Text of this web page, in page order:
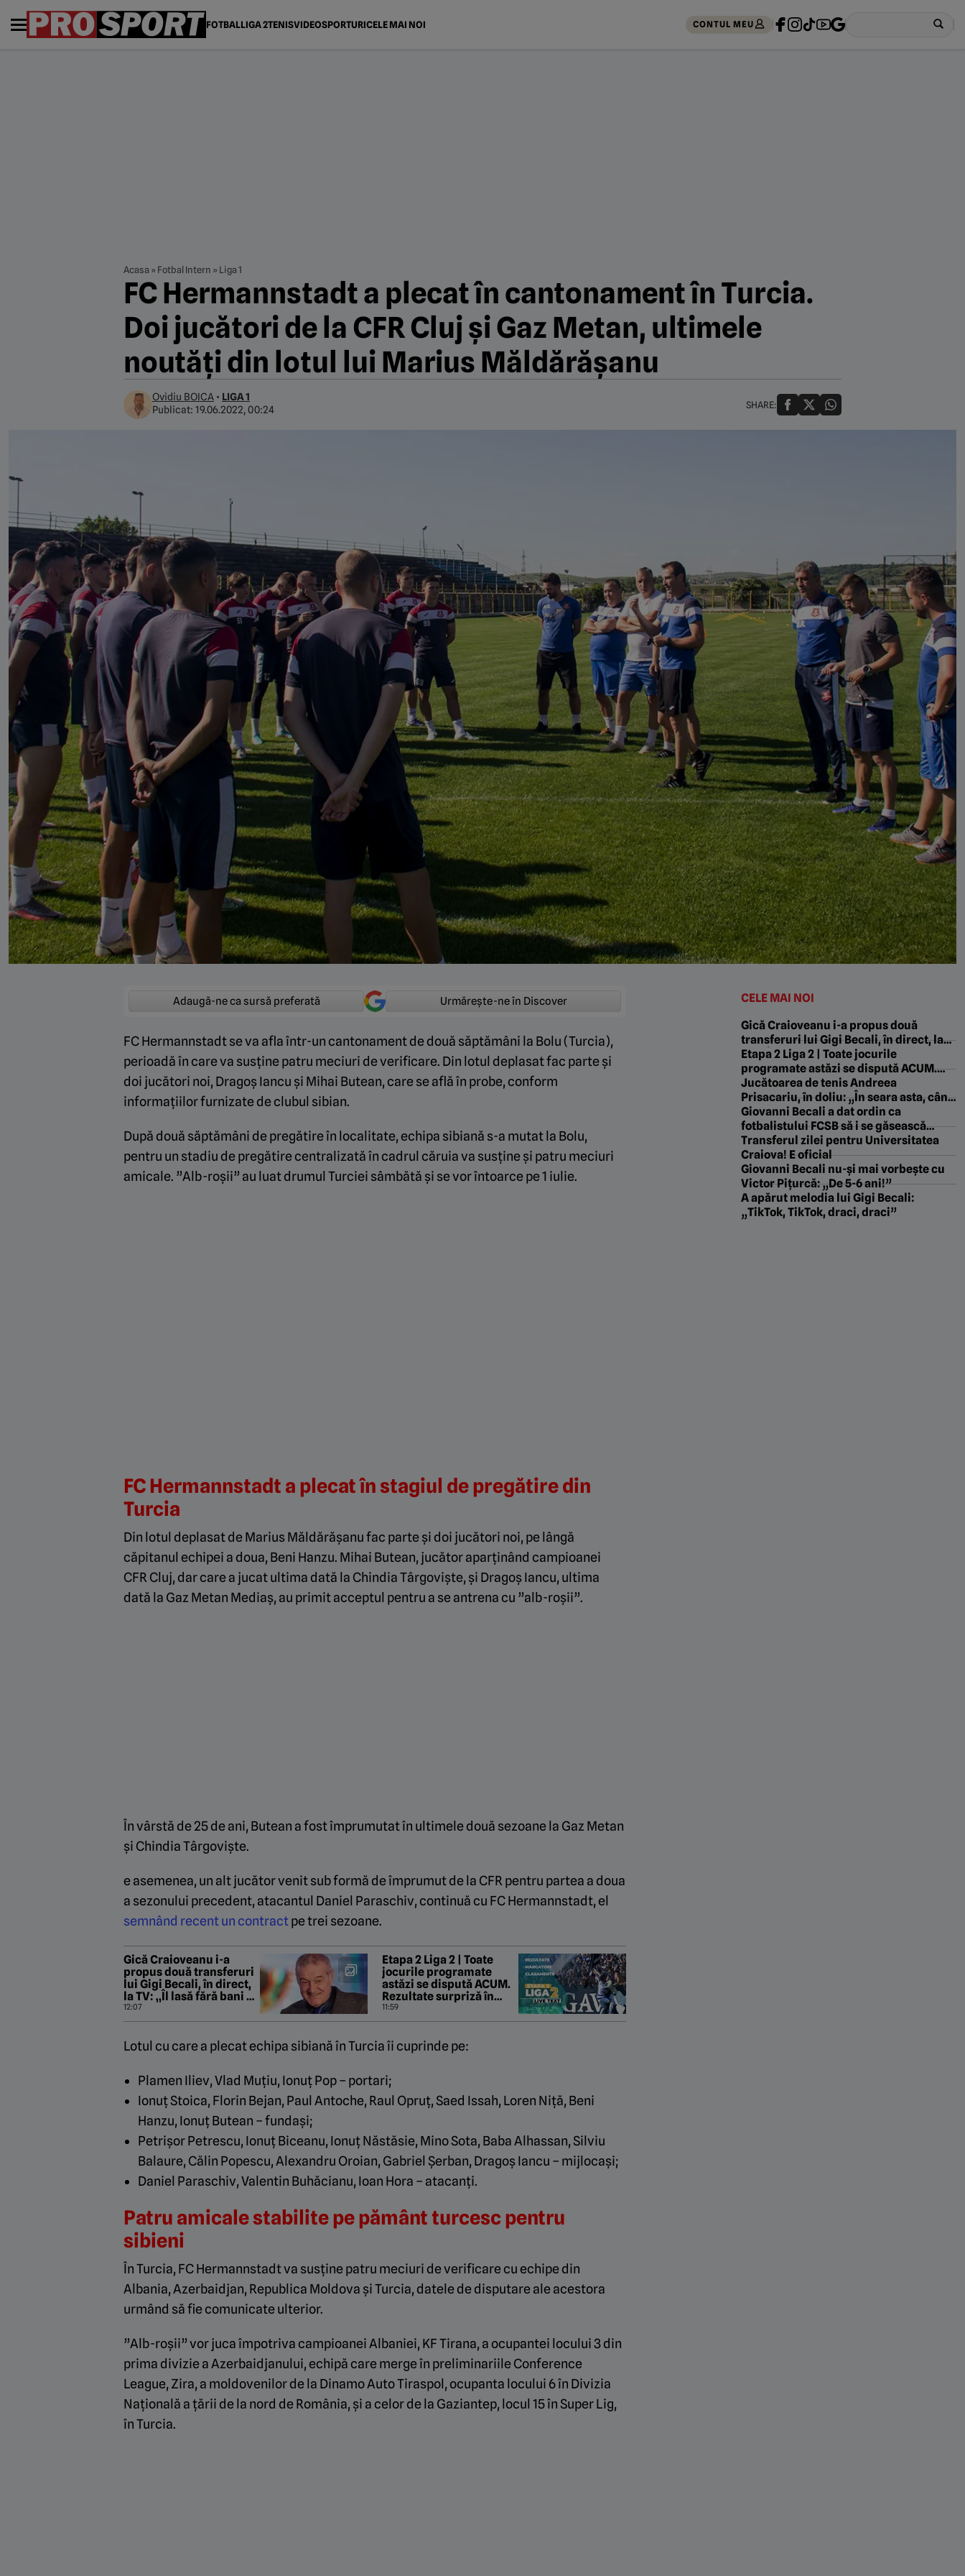
FOTBALLIGA 2TENISVIDEOSPORTURICELE MAI NOI CONTUL MEU
Acasa » Fotbal Intern » Liga 1
FC Hermannstadt a plecat în cantonament în Turcia.
Doi jucători de la CFR Cluj și Gaz Metan, ultimele
noutăți din lotul lui Marius Măldărășanu
Ovidiu BOICA • LIGA 1
Publicat: 19.06.2022, 00:24 SHARE:
Adaugă-ne ca sursă preferată Urmărește-ne în Discover
FC Hermannstadt se va afla într-un cantonament de două săptămâni la Bolu (Turcia),
perioadă în care va susține patru meciuri de verificare. Din lotul deplasat fac parte și
doi jucători noi, Dragoș Iancu și Mihai Butean, care se află în probe, conform
informațiilor furnizate de clubul sibian.
După două săptămâni de pregătire în localitate, echipa sibiană s-a mutat la Bolu,
pentru un stadiu de pregătire centralizată în cadrul căruia va susține și patru meciuri
amicale. ”Alb-roșii” au luat drumul Turciei sâmbătă și se vor întoarce pe 1 iulie.
FC Hermannstadt a plecat în stagiul de pregătire din
Turcia
Din lotul deplasat de Marius Măldărășanu fac parte și doi jucători noi, pe lângă
căpitanul echipei a doua, Beni Hanzu. Mihai Butean, jucător aparținând campioanei
CFR Cluj, dar care a jucat ultima dată la Chindia Târgoviște, și Dragoș Iancu, ultima
dată la Gaz Metan Mediaș, au primit acceptul pentru a se antrena cu ”alb-roșii”.
În vârstă de 25 de ani, Butean a fost împrumutat în ultimele două sezoane la Gaz Metan
și Chindia Târgoviște.
e asemenea, un alt jucător venit sub formă de împrumut de la CFR pentru partea a doua
a sezonului precedent, atacantul Daniel Paraschiv, continuă cu FC Hermannstadt, el
semnând recent un contractpe trei sezoane.
Gică Craioveanu i-a
propus două transferuri
lui Gigi Becali, în direct,
la TV: „Îl lasă fără bani pe
Meme!”
12:07
Etapa 2 Liga 2 | Toate
jocurile programate
astăzi se dispută ACUM.
Rezultate surpriză în
Ghencea și la Târgu
Mureș. CSM Slatina face
trei jocuri nu s-a înscris
în prima repriză
11:59
Lotul cu care a plecat echipa sibiană în Turcia îi cuprinde pe:
Plamen Iliev, Vlad Muțiu, Ionuț Pop – portari;
Ionuț Stoica, Florin Bejan, Paul Antoche, Raul Opruț, Saed Issah, Loren Niță, Beni
Hanzu, Ionuț Butean – fundași;
Petrișor Petrescu, Ionuț Biceanu, Ionuț Năstăsie, Mino Sota, Baba Alhassan, Silviu
Balaure, Călin Popescu, Alexandru Oroian, Gabriel Șerban, Dragoș Iancu – mijlocași;
Daniel Paraschiv, Valentin Buhăcianu, Ioan Hora – atacanți.
Patru amicale stabilite pe pământ turcesc pentru
sibieni
În Turcia, FC Hermannstadt va susține patru meciuri de verificare cu echipe din
Albania, Azerbaidjan, Republica Moldova și Turcia, datele de disputare ale acestora
urmând să fie comunicate ulterior.
”Alb-roșii” vor juca împotriva campioanei Albaniei, KF Tirana, a ocupantei locului 3 din
prima divizie a Azerbaidjanului, echipă care merge în preliminariile Conference
League, Zira, a moldovenilor de la Dinamo Auto Tiraspol, ocupanta locului 6 în Divizia
Națională a țării de la nord de România, și a celor de la Gaziantep, locul 15 în Super Lig,
în Turcia.
CELE MAI NOI
Gică Craioveanu i-a propus două
transferuri lui Gigi Becali, în direct, la
TV: „Îl lasă fără bani pe Meme!”
Etapa 2 Liga 2 | Toate jocurile
programate astăzi se dispută ACUM.
Rezultate surpriză în Ghencea și la
Târgu Mureș. CSM Slatina face show cu
CS Dinamo. În trei jocuri nu s-a înscris
în prima repriză
Jucătoarea de tenis Andreea
Prisacariu, în doliu: „În seara asta, când
te-ai dus chiar în fața ochilor mei, am
simțit cum o parte din mine a murit cu
tine”
Giovanni Becali a dat ordin ca
fotbalistului FCSB să i se găsească
ofertă pentru a pleca: „Să se ducă la
Gigi Becali cu ea!”
Transferul zilei pentru Universitatea
Craiova! E oficial
Giovanni Becali nu-şi mai vorbeşte cu
Victor Pițurcă: „De 5-6 ani!”
A apărut melodia lui Gigi Becali:
„TikTok, TikTok, draci, draci”